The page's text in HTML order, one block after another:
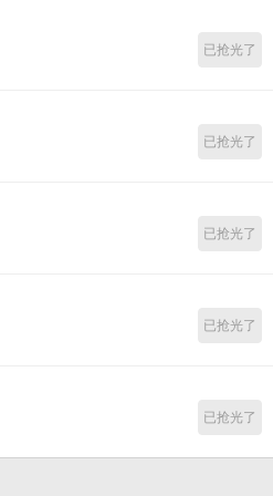
已抢光了
已抢光了
已抢光了
已抢光了
已抢光了